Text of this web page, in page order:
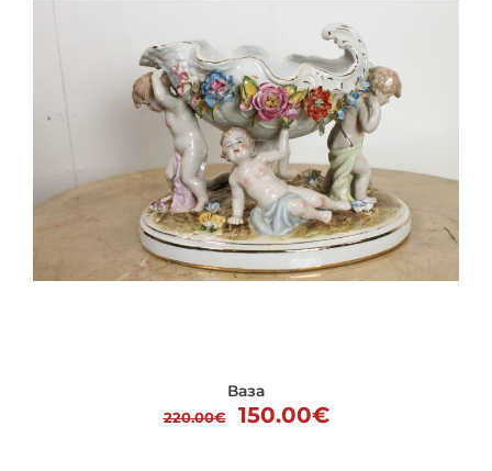
Ваза
220.00€
Первоначальная
150.00€Текущая